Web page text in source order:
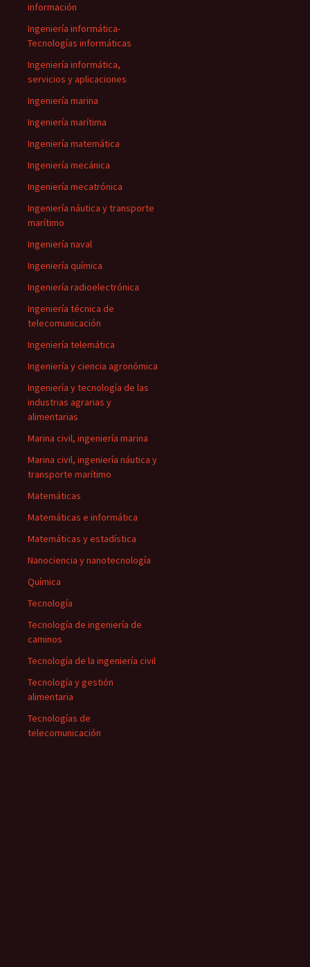
información
Ingeniería informática-
Tecnologías informáticas
Ingeniería informática,
servicios y aplicaciones
Ingeniería marina
Ingeniería marítima
Ingeniería matemática
Ingeniería mecánica
Ingeniería mecatrónica
Ingeniería náutica y transporte
marítimo
Ingeniería naval
Ingeniería química
Ingeniería radioelectrónica
Ingeniería técnica de
telecomunicación
Ingeniería telemática
Ingeniería y ciencia agronómica
Ingeniería y tecnología de las
industrias agrarias y
alimentarias
Marina civil, ingeniería marina
Marina civil, ingeniería náutica y
transporte marítimo
Matemáticas
Matemáticas e informática
Matemáticas y estadística
Nanociencia y nanotecnología
Química
Tecnología
Tecnología de ingeniería de
caminos
Tecnología de la ingeniería civil
Tecnología y gestión
alimentaria
Tecnologías de
telecomunicación